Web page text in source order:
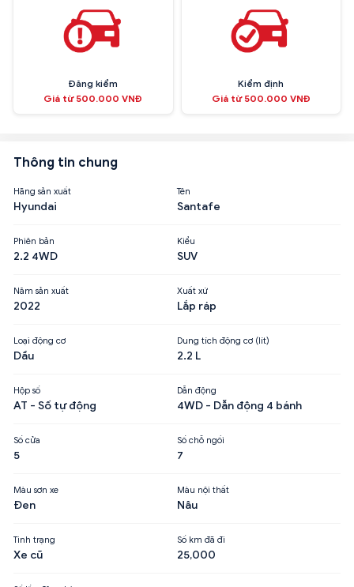
Đăng kiểm
Giá từ 500.000 VNĐ
Kiểm định
Giá từ 500.000 VNĐ
Thông tin chung
Hãng sản xuất
Hyundai
Tên
Santafe
Phiên bản
2.2 4WD
Kiểu
SUV
Năm sản xuất
2022
Xuất xứ
Lắp ráp
Loại động cơ
Dầu
Dung tích động cơ (lít)
2.2 L
Hộp số
AT - Số tự động
Dẫn động
4WD - Dẫn động 4 bánh
Số cửa
5
Số chỗ ngồi
7
Màu sơn xe
Đen
Màu nội thất
Nâu
Tình trạng
Xe cũ
Số km đã đi
25,000